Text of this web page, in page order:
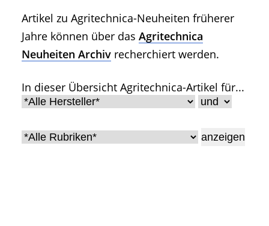
• Artikel nach Hersteller/Marke
Artikel zu Agritechnica-Neuheiten früherer
Jahre können über das Agritechnica
Neuheiten Archiv recherchiert werden.
In dieser Übersicht Agritechnica-Artikel für...